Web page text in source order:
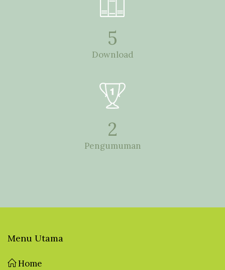
5
Download
2
Pengumuman
Menu Utama
Home